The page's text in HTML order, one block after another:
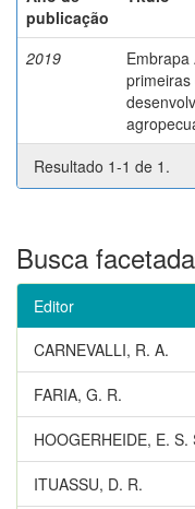
publicação
2019
Embrapa
Resultado 1-1 de 1.
Busca facetada
Editor
CARNEVALLI, R. A.
FARIA, G. R.
HOOGERHEIDE, E. S.
ITUASSU, D. R.